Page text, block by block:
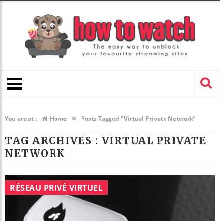
You are at : Home » Posts Tagged "Virtual Private Network"
TAG ARCHIVES : VIRTUAL PRIVATE
NETWORK
RÉSEAU PRIVÉ VIRTUEL